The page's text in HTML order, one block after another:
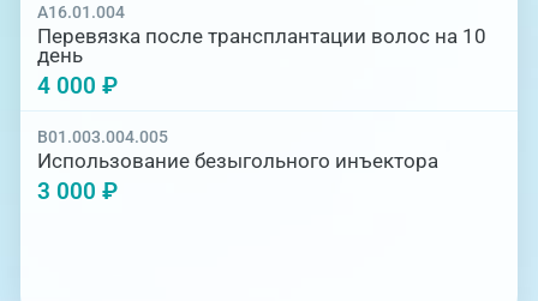
A16.01.004
Перевязка после трансплантации волос на 10
день
4 000 ₽
B01.003.004.005
Использование безыгольного инъектора
3 000 ₽